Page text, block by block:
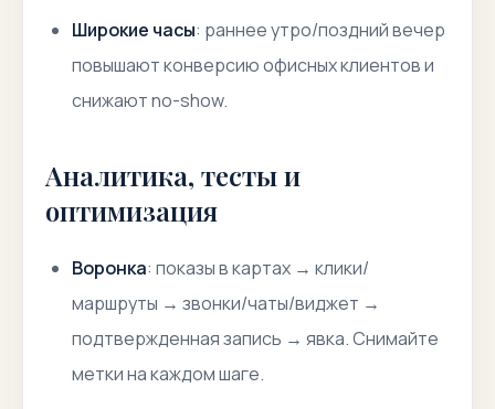
Широкие часы: раннее утро/поздний вечер
повышают конверсию офисных клиентов и
снижают no-show.
Аналитика, тесты и
оптимизация
Воронка: показы в картах → клики/
маршруты → звонки/чаты/виджет →
подтвержденная запись → явка. Снимайте
метки на каждом шаге.